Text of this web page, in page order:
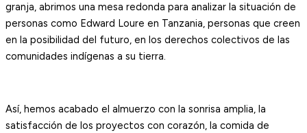
granja, abrimos una mesa redonda para analizar la situación de
personas como Edward Loure en Tanzania, personas que creen
en la posibilidad del futuro, en los derechos colectivos de las
comunidades indígenas a su tierra.
Así, hemos acabado el almuerzo con la sonrisa amplia, la
satisfacción de los proyectos con corazón, la comida de